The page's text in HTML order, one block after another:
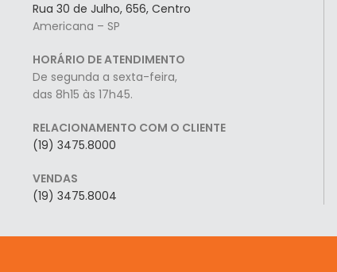
Rua 30 de Julho, 656, Centro
Americana – SP
HORÁRIO DE ATENDIMENTO
De segunda a sexta-feira,
das 8h15 às 17h45.
RELACIONAMENTO COM O CLIENTE
(19) 3475.8000
VENDAS
(19) 3475.8004